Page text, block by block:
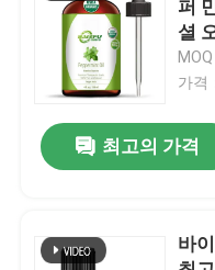
품질 관리
저희와 연락
식품 에센스 맛
퍼
셜
MOQ
가격
최고의 가격
바